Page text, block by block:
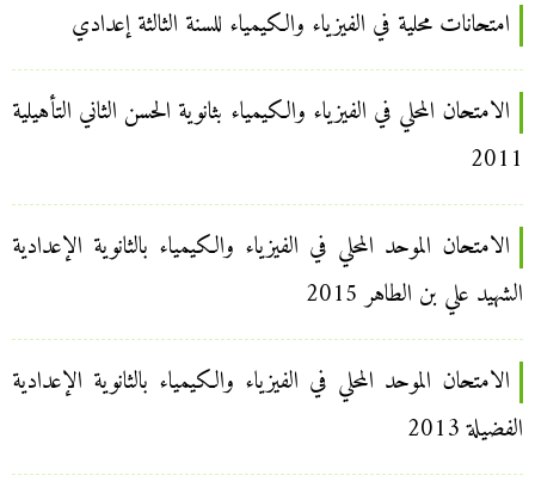
امتحانات محلية في الفيزياء والكيمياء للسنة الثالثة إعدادي
الامتحان المحلي في الفيزياء والكيمياء بثانوية الحسن الثاني التأهيلية
2011
الامتحان الموحد المحلي في الفيزياء والكيمياء بالثانوية الإعدادية
الشهيد علي بن الطاهر 2015
الامتحان الموحد المحلي في الفيزياء والكيمياء بالثانوية الإعدادية
الفضيلة 2013